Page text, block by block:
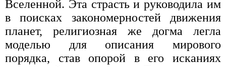
Вселенной. Эта страсть и руководила им
в поисках закономерностей движения
планет, религиозная же догма легла
моделью для описания мирового
порядка, став опорой в его исканиях